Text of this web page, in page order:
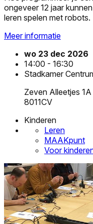
ongeveer 12 jaar
leren spelen met robots.
Meer informatie
wo 23 dec 2026
14:00 - 16:30
Stadkamer
Zeven Alleetjes 1A
8011CV
Kinderen
Leren
MAAKpunt
Voor